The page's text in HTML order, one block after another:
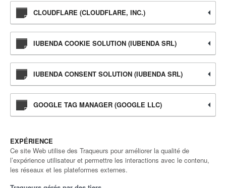
CLOUDFLARE (CLOUDFLARE, INC.)
IUBENDA COOKIE SOLUTION (IUBENDA SRL)
IUBENDA CONSENT SOLUTION (IUBENDA SRL)
GOOGLE TAG MANAGER (GOOGLE LLC)
EXPÉRIENCE
Ce site Web utilise des Traqueurs pour améliorer la qualité de
l’expérience utilisateur et permettre les interactions avec le contenu,
les réseaux et les plateformes externes.